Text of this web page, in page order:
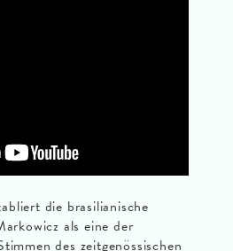
die brasilianische
als eine der
des zeitgenössischen